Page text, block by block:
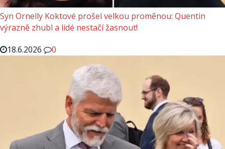
Syn Ornelly Koktové prošel velkou proměnou: Quentin
výrazně zhubl a lidé nestačí žasnout!
18.6.2026
0